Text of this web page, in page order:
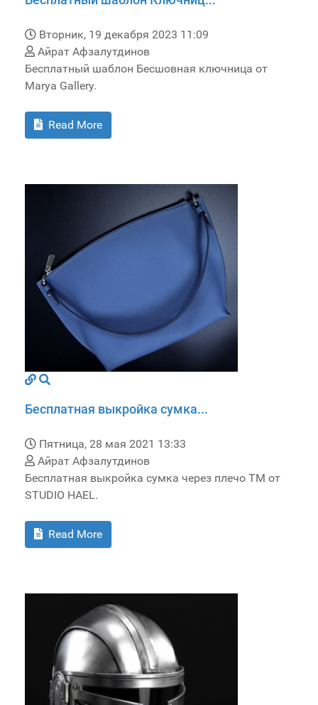
Вторник, 19 декабря 2023 11:09
Айрат Афзалутдинов
Бесплатный шаблон Бесшовная ключница от
Marya Gallery.
Read More
Бесплатная выкройка сумка...
Пятница, 28 мая 2021 13:33
Айрат Афзалутдинов
Бесплатная выкройка сумка через плечо TM от
STUDIO HAEL.
Read More